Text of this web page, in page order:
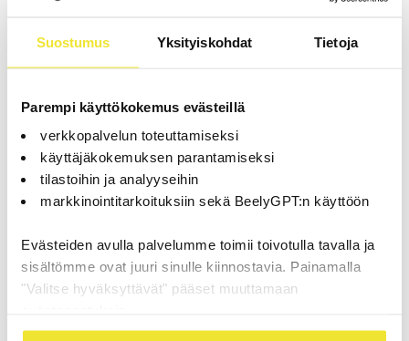
Suostumus Yksityiskohdat Tietoja
Parempi käyttökokemus evästeillä
verkkopalvelun toteuttamiseksi
käyttäjäkokemuksen parantamiseksi
tilastoihin ja analyyseihin
markkinointitarkoituksiin sekä BeelyGPT:n käyttöön
Evästeiden avulla palvelumme toimii toivotulla tavalla ja
sisältömme ovat juuri sinulle kiinnostavia. Painamalla
"Valitse hyväksyttävät" pääset muuttamaan